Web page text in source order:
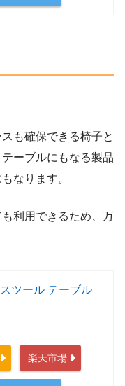
も確保できる椅子と
ーブルにもなる製品
なります。
利用できるため、万
ツール テーブル
楽天市場